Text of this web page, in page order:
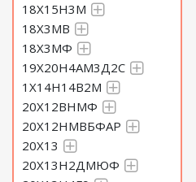
18Х15Н3М
18Х3МВ
18Х3МФ
19Х20Н4АМ3Д2С
1Х14Н14В2М
20Х12ВНМФ
20Х12НМВБФАР
20Х13
20Х13Н2ДМЮФ